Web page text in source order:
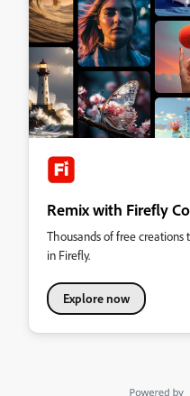
Remix with Firefly
Thousands of free
in Firefly.
Explore now